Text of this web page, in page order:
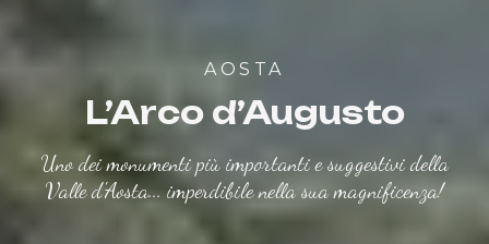
AOSTA
L’Arco d’Augusto
Uno dei monumenti più importanti e suggestivi della
Valle d'Aosta... imperdibile nella sua magnificenza!